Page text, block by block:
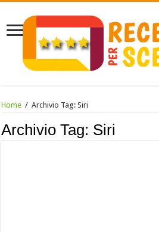
Home / Archivio Tag:Siri
Archivio Tag: Siri